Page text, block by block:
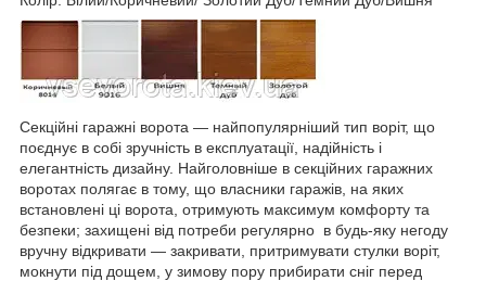
Секційні гаражні ворота — найпопулярніший тип воріт, що
поєднує в собі зручність в експлуатації, надійність і
елегантність дизайну. Найголовніше в секційних гаражних
воротах полягає в тому, що власники гаражів, на яких
встановлені ці ворота, отримують максимум комфорту та
безпеки; захищені від потреби регулярно в будь-яку негоду
вручну відкривати — закривати, притримувати стулки воріт,
мокнути під дощем, у зимову пору прибирати сніг перед